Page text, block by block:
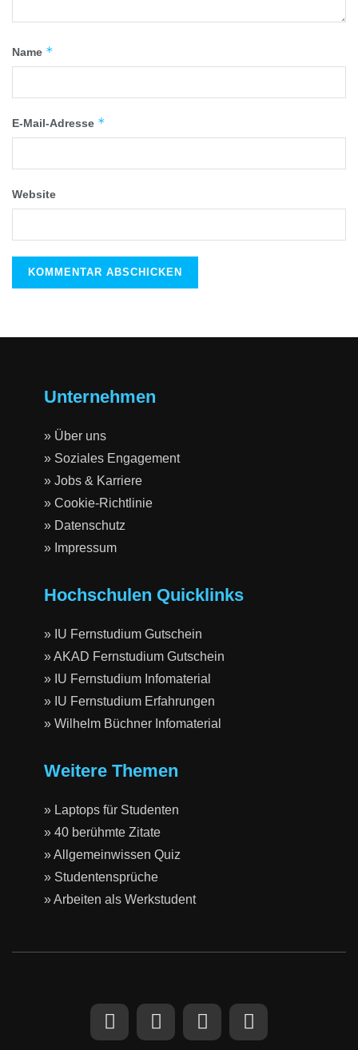
Name *
E-Mail-Adresse *
Website
Unternehmen
» Über uns
» Soziales Engagement
» Jobs & Karriere
» Cookie-Richtlinie
» Datenschutz
» Impressum
Hochschulen Quicklinks
» IU Fernstudium Gutschein
» AKAD Fernstudium Gutschein
» IU Fernstudium Infomaterial
» IU Fernstudium Erfahrungen
» Wilhelm Büchner Infomaterial
Weitere Themen
» Laptops für Studenten
» 40 berühmte Zitate
» Allgemeinwissen Quiz
» Studentensprüche
» Arbeiten als Werkstudent